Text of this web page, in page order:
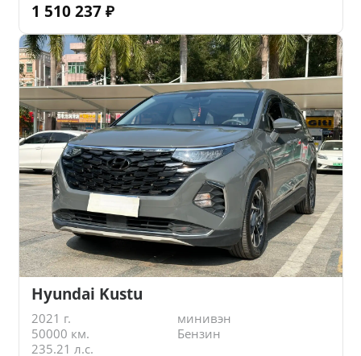
1 510 237 ₽
Hyundai Kustu
2021 г.
минивэн
50000 км.
Бензин
235.21 л.с.